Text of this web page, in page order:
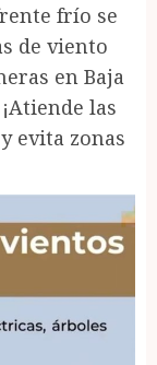
frío se
de viento
en Baja
las
evita zonas